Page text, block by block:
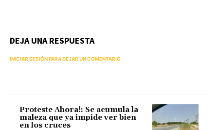
DEJA UNA RESPUESTA
INICIAR SESIÓN PARA DEJAR UN COMENTARIO
Proteste Ahora!: Se acumula la
maleza que ya impide ver bien
en los cruces